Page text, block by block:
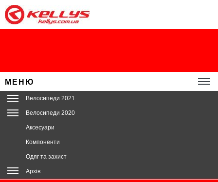
МЕНЮ
Велосипеди 2021
Велосипеди 2020
Аксесуари
Компоненти
Одяг та захист
Архів